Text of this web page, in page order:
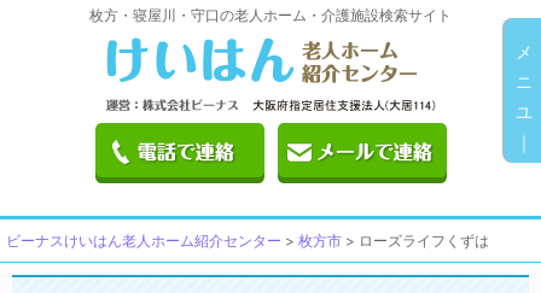
枚方・寝屋川・守口の老人ホーム・介護施設検索サイト
ビーナスけいはん老人ホーム紹介センター > 枚方市 > ローズライフくずは
メ
ニ
ユ
｜